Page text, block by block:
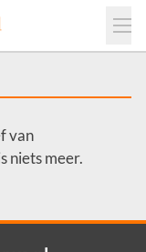
van
niets meer.